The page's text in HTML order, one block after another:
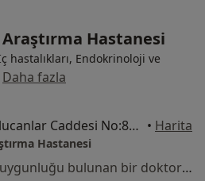
Hastanesi
hastalıkları, Endokrinoloji ve
Daha fazla
Şükriye Mahallesi Ulucanlar Caddesi No:89, Altındağ • Harita
Hastanesi
Bu kurumda online uygunluğu bulunan bir doktor veya uzman bulunamadı